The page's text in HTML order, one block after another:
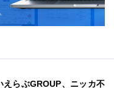
えらぶGROUP、ニッカ不